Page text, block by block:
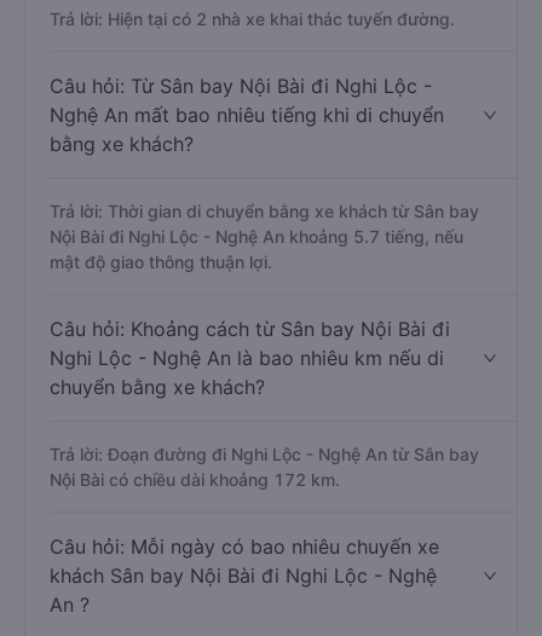
Trả lời: Hiện tại có 2 nhà xe khai thác tuyến đường.
Câu hỏi: Từ Sân bay Nội Bài đi Nghi Lộc -
Nghệ An mất bao nhiêu tiếng khi di chuyển
bằng xe khách?
Trả lời: Thời gian di chuyển bằng xe khách từ Sân bay
Nội Bài đi Nghi Lộc - Nghệ An khoảng 5.7 tiếng, nếu
mật độ giao thông thuận lợi.
Câu hỏi: Khoảng cách từ Sân bay Nội Bài đi
Nghi Lộc - Nghệ An là bao nhiêu km nếu di
chuyển bằng xe khách?
Trả lời: Đoạn đường đi Nghi Lộc - Nghệ An từ Sân bay
Nội Bài có chiều dài khoảng 172 km.
Câu hỏi: Mỗi ngày có bao nhiêu chuyến xe
khách Sân bay Nội Bài đi Nghi Lộc - Nghệ
An ?